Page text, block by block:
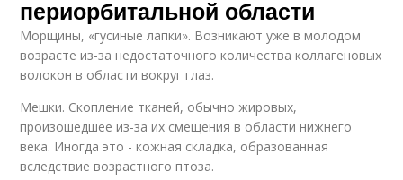
периорбитальной области
Морщины, «гусиные лапки». Возникают уже в молодом
возрасте из-за недостаточного количества коллагеновых
волокон в области вокруг глаз.
Мешки. Скопление тканей, обычно жировых,
произошедшее из-за их смещения в области нижнего
века. Иногда это - кожная складка, образованная
вследствие возрастного птоза.